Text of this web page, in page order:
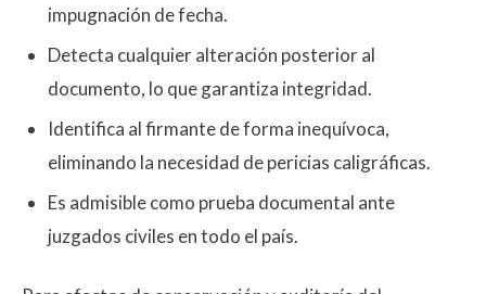
impugnación de fecha.
Detecta cualquier alteración posterior al
documento, lo que garantiza integridad.
Identifica al firmante de forma inequívoca,
eliminando la necesidad de pericias caligráficas.
Es admisible como prueba documental ante
juzgados civiles en todo el país.